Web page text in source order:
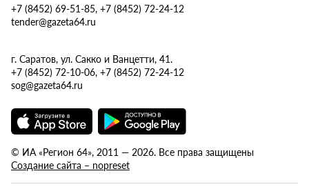
+7 (8452) 69-51-85, +7 (8452) 72-24-12
tender@gazeta64.ru
г. Саратов, ул. Сакко и Ванцетти, 41.
+7 (8452) 72-10-06, +7 (8452) 72-24-12
sog@gazeta64.ru
© ИА «Регион 64», 2011 — 2026. Все права защищены
Создание сайта – nopreset